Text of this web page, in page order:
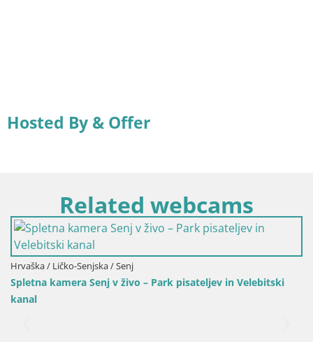
Hosted By & Offer
Related webcams
Hrvaška / Ličko-Senjska / Senj
Spletna kamera Senj v živo – Park pisateljev in Velebitski
kanal